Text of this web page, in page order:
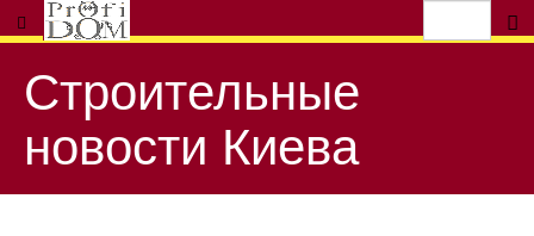
Строительные
новости Киева